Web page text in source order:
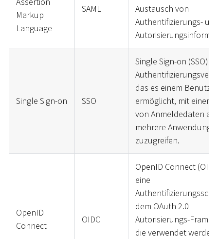
Markup
Language
SAML
Austausch von
Authentifizierungs-
Single Sign-on SSO
Single Sign-on (SSO)
das es einem Benutzer
ermöglicht, mit einem
von Anmeldedaten auf
mehrere
zuzugreifen.
OpenID
Connect
OIDC
OpenID Connect
eine
dem OAuth 2.0
Autorisierungs-
die verwendet werden